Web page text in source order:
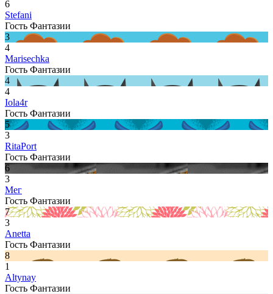
6
Stefani
Гость Фантазии
3
4
Marisechka
Гость Фантазии
4
4
Iola4r
Гость Фантазии
5
3
RitaPort
Гость Фантазии
6
3
Мег
Гость Фантазии
7
3
Anetta
Гость Фантазии
8
1
Altynay
Гость Фантазии